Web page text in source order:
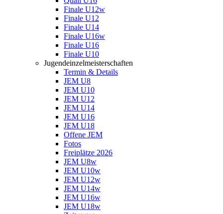
Finale U12w
Finale U12
Finale U14
Finale U16w
Finale U16
Finale U10
Jugendeinzelmeisterschaften
Termin & Details
JEM U8
JEM U10
JEM U12
JEM U14
JEM U16
JEM U18
Offene JEM
Fotos
Freiplätze 2026
JEM U8w
JEM U10w
JEM U12w
JEM U14w
JEM U16w
JEM U18w